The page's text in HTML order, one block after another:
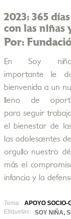
2023: 365
con las niñas
Por:
En Soy
importante le
bienvenida a un
lleno de
para seguir
el bienestar de
las adolescentes
orgullo nuestro
más el
infancia y la
Tema:
APOYO SOCIO-
Etiquetas:
SOY NIÑA,